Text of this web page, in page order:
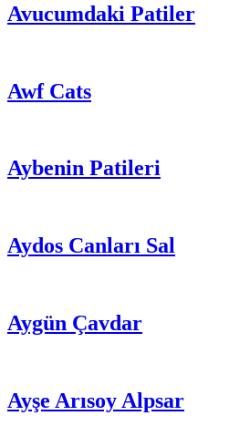
Avucumdaki Patiler
Awf Cats
Aybenin Patileri
Aydos Canları Sal
Aygün Çavdar
Ayşe Arısoy Alpsar